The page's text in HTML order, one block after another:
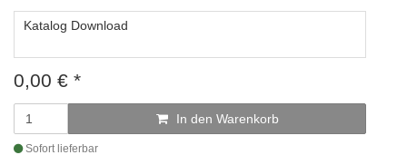
Katalog Download
0,00 € *
In den Warenkorb
Sofort lieferbar